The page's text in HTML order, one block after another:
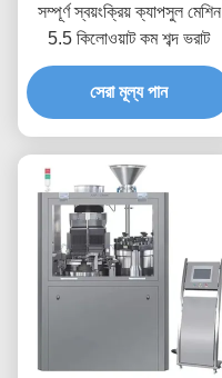
সম্পূর্ণ স্বয়ংক্রিয় ক্যাপসুল মেশিন
5.5 কিলোওয়াট কম শব্দ ভরাট
সেরা মূল্য পান